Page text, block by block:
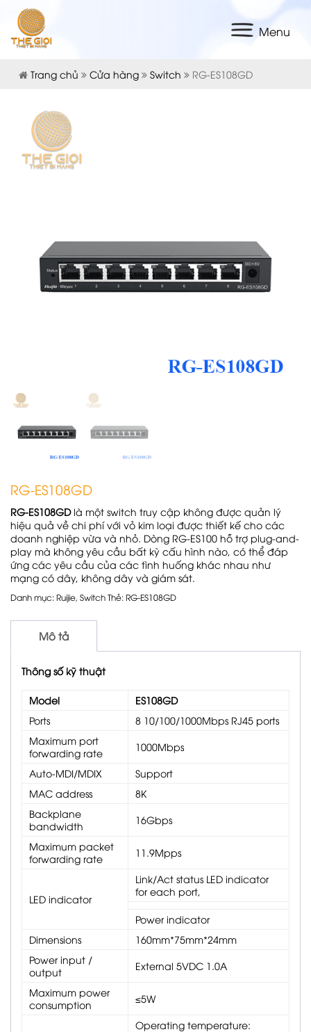
Menu
Trang chủ Cửa hàng Switch RG-ES108GD
RG-ES108GD
RG-ES108GDlà một switch truy cập không được quản lý
hiệu quả về chi phí với vỏ kim loại được thiết kế cho các
doanh nghiệp vừa và nhỏ. Dòng RG-ES100 hỗ trợ plug-and-
play mà không yêu cầu bất kỳ cấu hình nào, có thể đáp
ứng các yêu cầu của các tình huống khác nhau như
mạng có dây, không dây và giám sát.
Danh mục:Ruijie, SwitchThẻ:RG-ES108GD
Mô tả
Thông số kỹ thuật
Model
ES108GD
Ports
8 10/100/1000Mbps RJ45 ports
Maximum port
forwarding rate
1000Mbps
Auto-MDI/MDIX
Support
MAC address
8K
Backplane
bandwidth
16Gbps
Maximum packet
forwarding rate
11.9Mpps
LED indicator
Link/Act status LED indicator
for each port,
Power indicator
Dimensions
160mm*75mm*24mm
Power input /
output
External 5VDC 1.0A
Maximum power
consumption
≤5W
Operating temperature: